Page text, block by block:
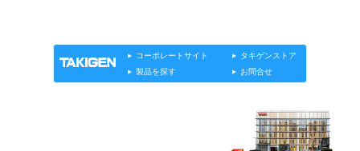
展示トラック
コーポレートサイト
タキゲンストア
製品を探す
お問合せ